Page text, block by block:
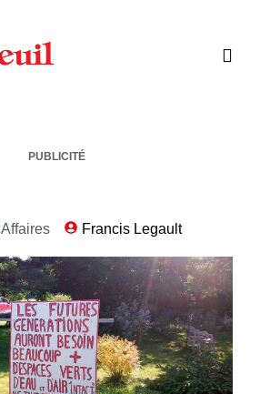
PUBLICITÉ
Affaires Francis Legault